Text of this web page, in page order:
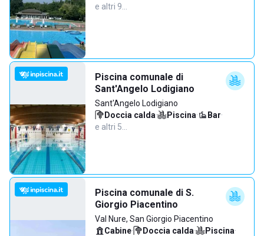
e altri 9…
Piscina comunale di
Sant'Angelo Lodigiano
Sant'Angelo Lodigiano
Doccia calda· Piscina· Bar·
e altri 5…
Piscina comunale di S.
Giorgio Piacentino
Val Nure, San Giorgio Piacentino
Cabine· Doccia calda· Piscina·